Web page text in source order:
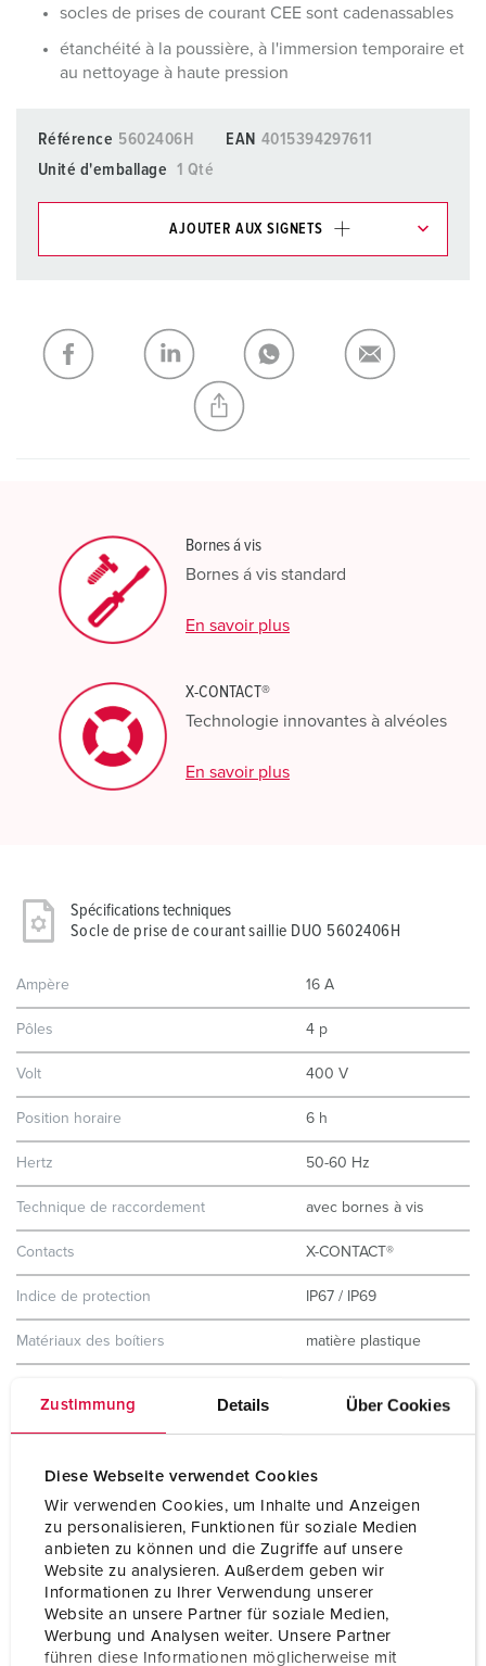
Zustimmung Details Über Cookies
Diese Webseite verwendet Cookies
Wir verwenden Cookies, um Inhalte und Anzeigen
zu personalisieren, Funktionen für soziale Medien
anbieten zu können und die Zugriffe auf unsere
Website zu analysieren. Außerdem geben wir
Informationen zu Ihrer Verwendung unserer
Website an unsere Partner für soziale Medien,
Werbung und Analysen weiter. Unsere Partner
führen diese Informationen möglicherweise mit
socles de prises de courant CEE sont cadenassables
étanchéité à la poussière, à l'immersion temporaire et
au nettoyage à haute pression
Référence 5602406H EAN 4015394297611
Unité d'emballage
1 Qté
AJOUTER AUX SIGNETS
Ma liste AJOUTER
CRÉER UNE NOUVELLE LISTE
Bornes á vis
Bornes á vis standard
En savoir plus
X-CONTACT®
Technologie innovantes à alvéoles
En savoir plus
Spécifications techniques
Socle de prise de courant saillie DUO 5602406H
Ampère 16 A
Pôles 4 p
Volt 400 V
Position horaire 6 h
Hertz 50-60 Hz
Technique de raccordement avec bornes à vis
Contacts X-CONTACT®
Indice de protection IP67 / IP69
Matériaux des boítiers matière plastique
Certification de conformité
CB Zertifikat